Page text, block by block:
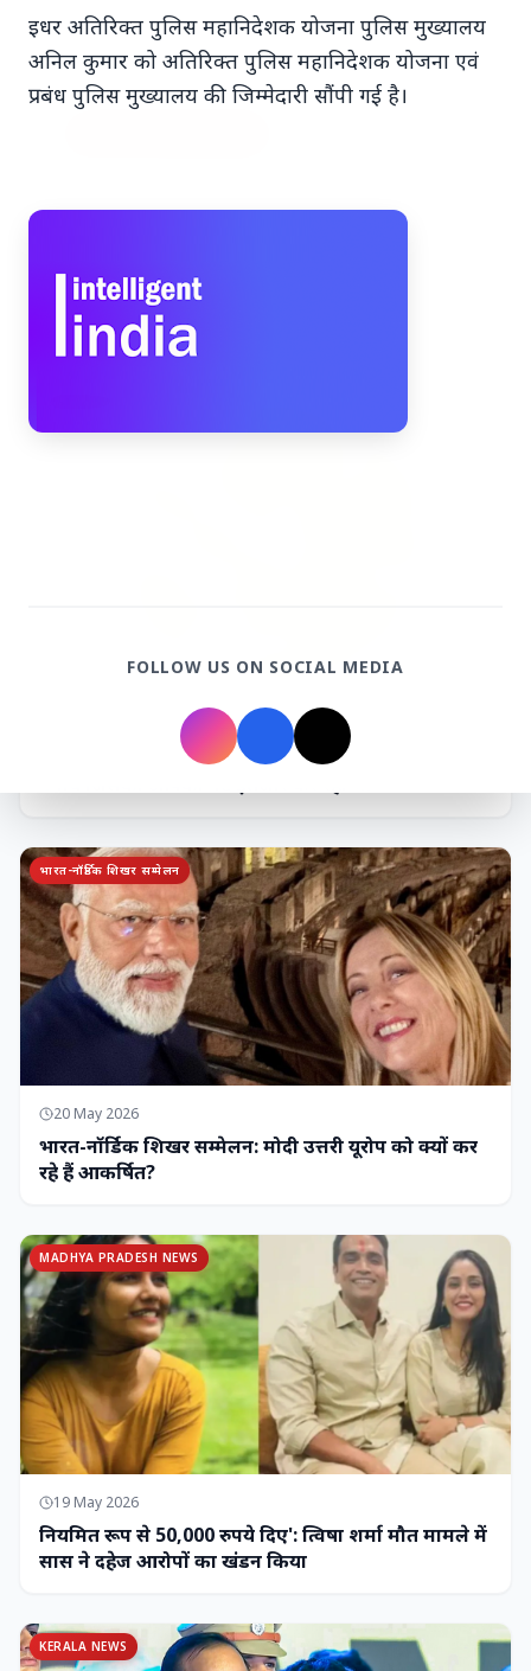
भारतीय युवक की गोली मारकर हत्या, परिवार का
आरोप - "ट्रैप था" एक चौंकान...
Top Stories
गोंद कतिरा वेलनेस ड्रिंक — पेट की सेहत के लिए रात भर का
भारत-नॉर्डिक शिखर सम्मेलन
20 May 2026
भारत-नॉर्डिक शिखर सम्मेलन: मोदी उत्तरी यूरोप को क्यों कर
रहे हैं आकर्षित?
MADHYA PRADESH NEWS
19 May 2026
नियमित रूप से 50,000 रुपये दिए': त्विषा शर्मा मौत मामले में
सास ने दहेज आरोपों का खंडन किया
KERALA NEWS
इधर अतिरिक्त पुलिस महानिदेशक योजना पुलिस मुख्यालय
अनिल कुमार को अतिरिक्त पुलिस महानिदेशक योजना एवं
प्रबंध पुलिस मुख्यालय की जिम्मेदारी सौंपी गई है।
FOLLOW US ON SOCIAL MEDIA